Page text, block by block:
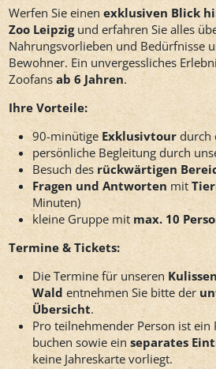
Werfen Sie einenexklusiven Blick
Zoo Leipzigund erfahren Sie alles
Nahrungsvorlieben und Bedürfnisse
Bewohner. Ein unvergessliches
Zoofansab 6 Jahren.
Ihre Vorteile:
90-minütige Exklusivtour durch
persönliche Begleitung durch
Besuch des rückwärtigen
Fragen und Antworten mit
Minuten)
kleine Gruppe mit max. 10
Termine & Tickets:
Die Termine für unseren
Wald entnehmen Sie bitte der
Übersicht.
Pro teilnehmender Person ist ein
buchen sowie einseparates
keine Jahreskarte vorliegt.